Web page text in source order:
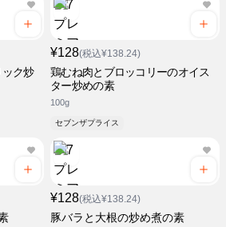
ク炒
¥128(税込¥138.24)
鶏むね肉とブロッコリーのオイス
ター炒めの素
100g
セブンザプライス
¥128(税込¥138.24)
豚バラと大根の炒め煮の素